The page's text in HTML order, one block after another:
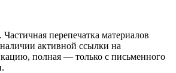
перепечатка материалов
активной ссылки на
полная — только с письменного